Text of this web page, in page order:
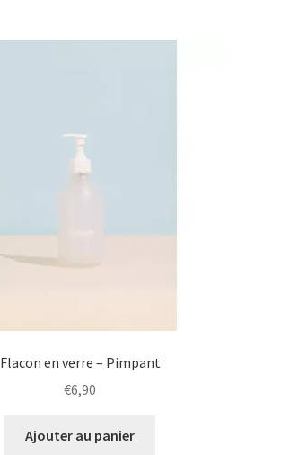
Flacon en verre – Pimpant
€6,90
Ajouter au panier